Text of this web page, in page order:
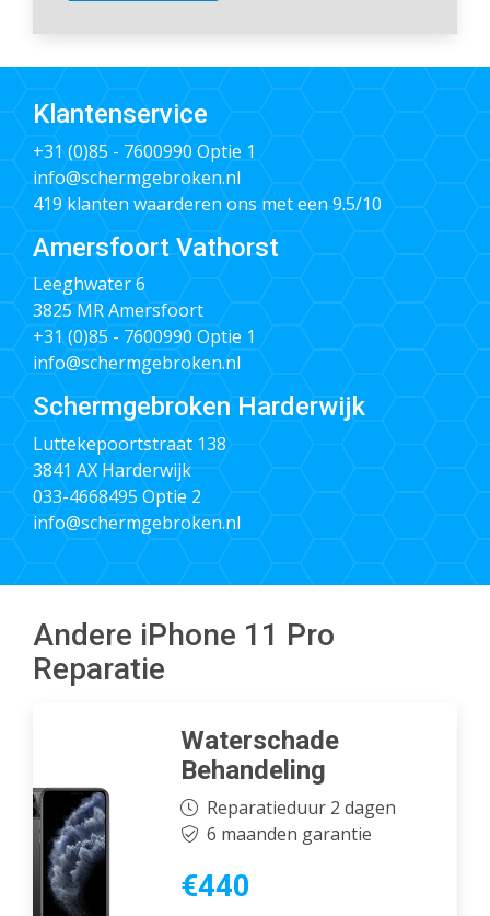
Klantenservice
+31 (0)85 - 7600990 Optie 1
info@schermgebroken.nl
419 klanten waarderen ons met een 9.5/10
Amersfoort Vathorst
Leeghwater 6
3825 MR Amersfoort
+31 (0)85 - 7600990 Optie 1
info@schermgebroken.nl
Schermgebroken Harderwijk
Luttekepoortstraat 138
3841 AX Harderwijk
033-4668495 Optie 2
info@schermgebroken.nl
Andere iPhone 11 Pro
Reparatie
Waterschade
Behandeling
Reparatieduur 2 dagen
6 maanden garantie
€440